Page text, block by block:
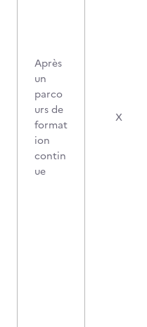
Après
un
parco
urs de
format
ion
contin
ue
X